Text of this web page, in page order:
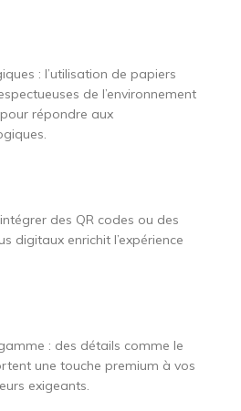
: l’utilisation de papiers
de l’environnement
répondre aux
des QR codes ou des
digitaux enrichit l’expérience
: des détails comme le
une touche premium à vos
exigeants.